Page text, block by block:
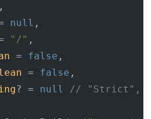
,
null ,
"/" ,
= false ,
= false ,
? = null
// "Strict",